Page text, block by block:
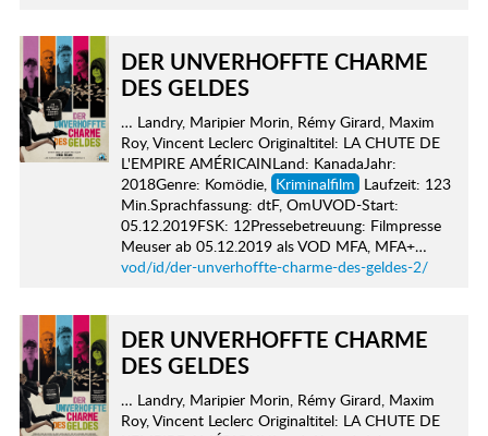
DER UNVERHOFFTE CHARME
DES GELDES
… Landry, Maripier Morin, Rémy Girard, Maxim
Roy, Vincent Leclerc Originaltitel: LA CHUTE DE
L'EMPIRE AMÉRICAINLand: KanadaJahr:
2018Genre: Komödie,
Kriminalfilm Laufzeit: 123
Min.Sprachfassung: dtF, OmUVOD-Start:
05.12.2019FSK: 12Pressebetreuung: Filmpresse
Meuser ab 05.12.2019 als VOD MFA, MFA+…
vod/id/der-unverhoffte-charme-des-geldes-2/
DER UNVERHOFFTE CHARME
DES GELDES
… Landry, Maripier Morin, Rémy Girard, Maxim
Roy, Vincent Leclerc Originaltitel: LA CHUTE DE